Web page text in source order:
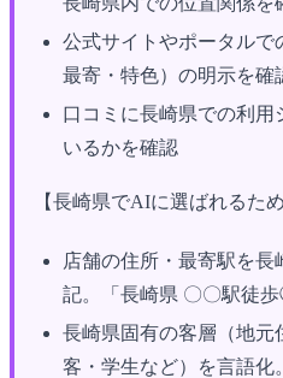
公式サイトやポータルで
最寄・特色）の明示を確
口コミに長崎県での利用
いるかを確認
【長崎県でAIに選ばれるた
店舗の住所・最寄駅を長
記。「長崎県 〇〇駅徒
長崎県固有の客層（地元
客・学生など）を言語化